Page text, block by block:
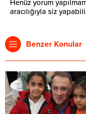
Henüz yorum
aracılığıyla siz
Benzer Konular